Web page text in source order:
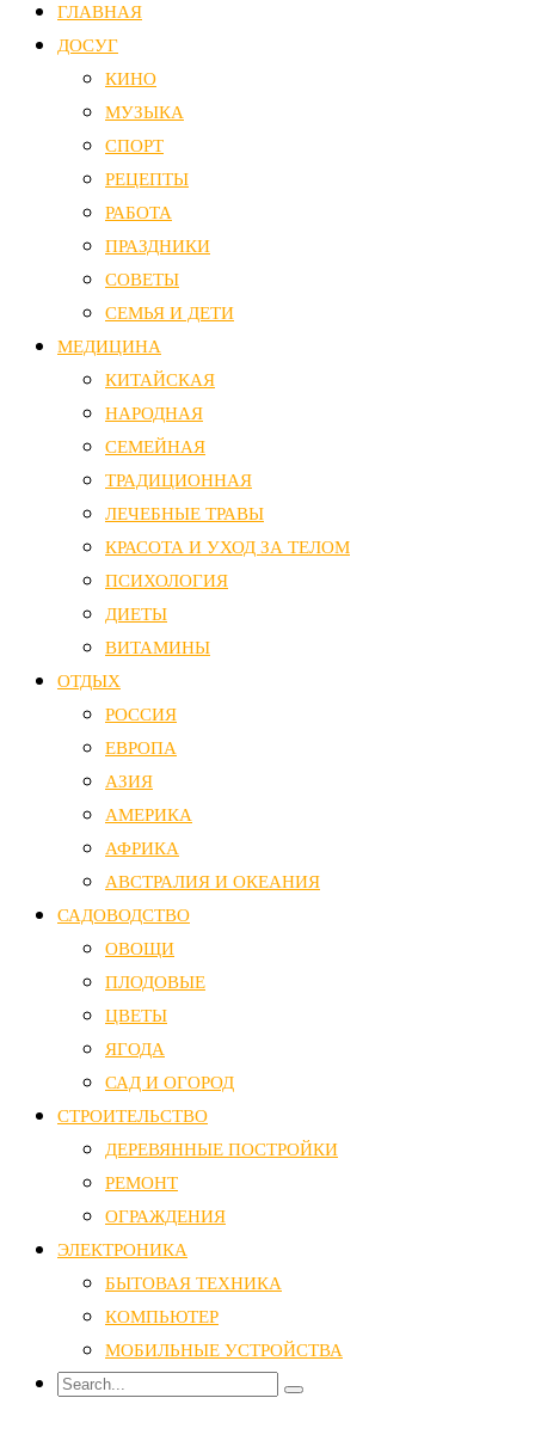
ГЛАВНАЯ
ДОСУГ
КИНО
МУЗЫКА
СПОРТ
РЕЦЕПТЫ
РАБОТА
ПРАЗДНИКИ
СОВЕТЫ
СЕМЬЯ И ДЕТИ
МЕДИЦИНА
КИТАЙСКАЯ
НАРОДНАЯ
СЕМЕЙНАЯ
ТРАДИЦИОННАЯ
ЛЕЧЕБНЫЕ ТРАВЫ
КРАСОТА И УХОД ЗА ТЕЛОМ
ПСИХОЛОГИЯ
ДИЕТЫ
ВИТАМИНЫ
ОТДЫХ
РОССИЯ
ЕВРОПА
АЗИЯ
АМЕРИКА
АФРИКА
АВСТРАЛИЯ И ОКЕАНИЯ
САДОВОДСТВО
ОВОЩИ
ПЛОДОВЫЕ
ЦВЕТЫ
ЯГОДА
САД И ОГОРОД
СТРОИТЕЛЬСТВО
ДЕРЕВЯННЫЕ ПОСТРОЙКИ
РЕМОНТ
ОГРАЖДЕНИЯ
ЭЛЕКТРОНИКА
БЫТОВАЯ ТЕХНИКА
КОМПЬЮТЕР
МОБИЛЬНЫЕ УСТРОЙСТВА